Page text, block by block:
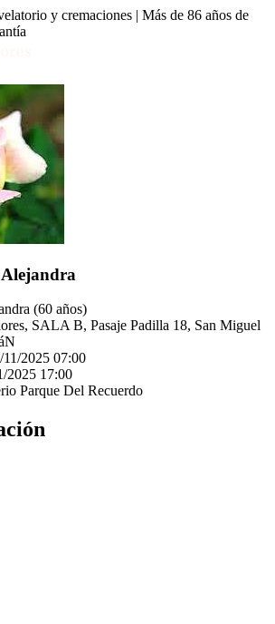
y cremaciones | Más de 86 años de
(60 años)
SALA B, Pasaje Padilla 18, San Miguel
2025 07:00
2025 17:00
Parque Del Recuerdo